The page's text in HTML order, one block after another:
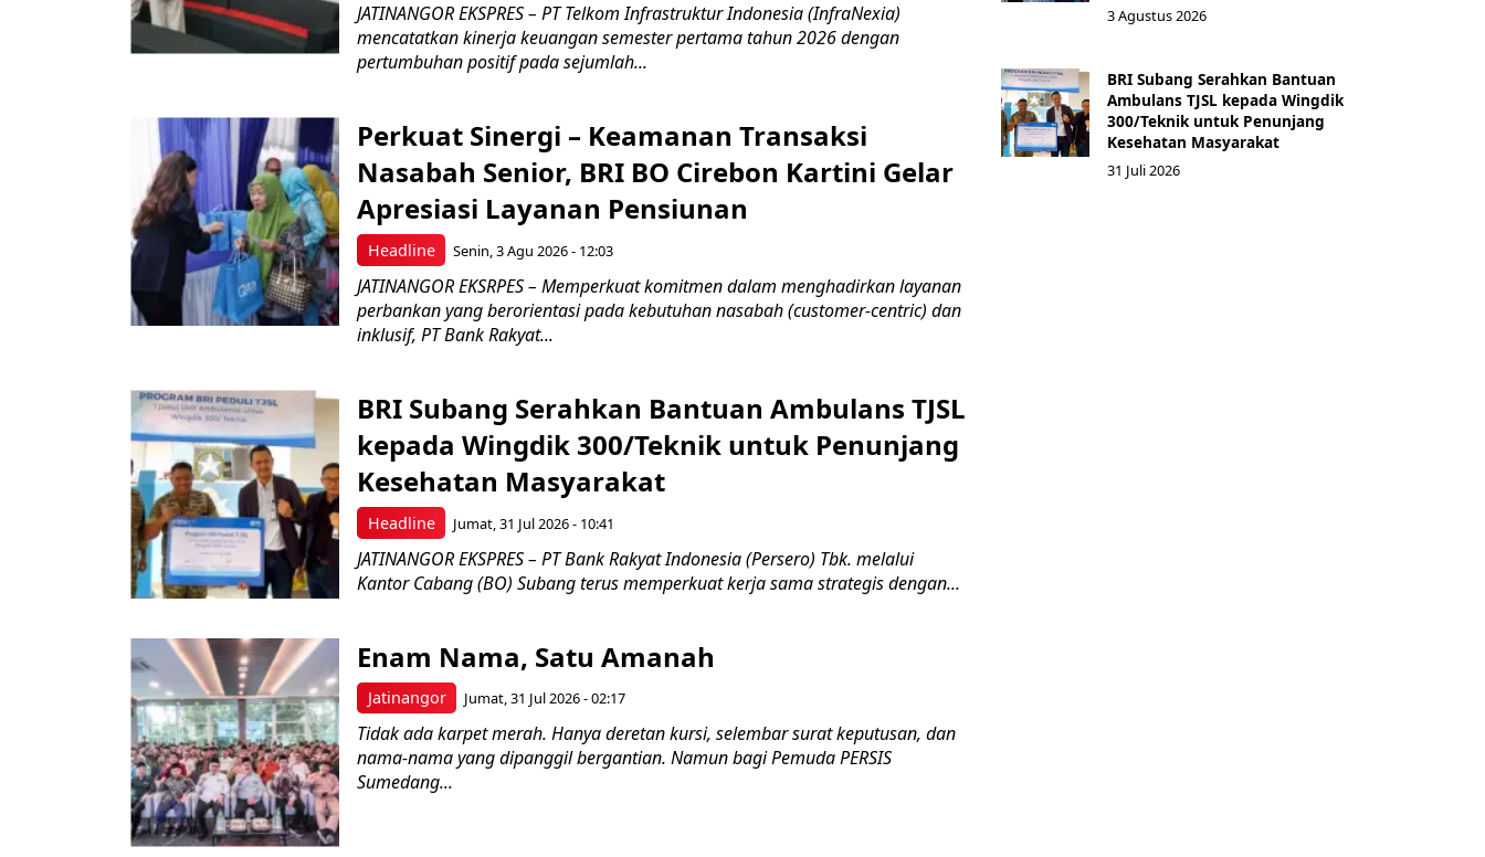
JATINANGOR EKSPRES – PT Telkom Infrastruktur Indonesia (InfraNexia)
mencatatkan kinerja keuangan semester pertama tahun 2026 dengan
pertumbuhan positif pada sejumlah...
Headline
Perkuat Sinergi – Keamanan Transaksi
Nasabah Senior, BRI BO Cirebon Kartini Gelar
Apresiasi Layanan Pensiunan
Senin, 3 Agu 2026 - 12:03
JATINANGOR EKSRPES – Memperkuat komitmen dalam menghadirkan layanan
perbankan yang berorientasi pada kebutuhan nasabah (customer-centric) dan
inklusif, PT Bank Rakyat...
Headline
BRI Subang Serahkan Bantuan Ambulans TJSL
kepada Wingdik 300/Teknik untuk Penunjang
Kesehatan Masyarakat ​
Jumat, 31 Jul 2026 - 10:41
JATINANGOR EKSPRES – PT Bank Rakyat Indonesia (Persero) Tbk. melalui
Kantor Cabang (BO) Subang terus memperkuat kerja sama strategis dengan...
Jatinangor
Enam Nama, Satu Amanah
Jumat, 31 Jul 2026 - 02:17
Tidak ada karpet merah. Hanya deretan kursi, selembar surat keputusan, dan
nama-nama yang dipanggil bergantian. Namun bagi Pemuda PERSIS
Sumedang...
3 Agustus 2026
BRI Subang Serahkan Bantuan
Ambulans TJSL kepada Wingdik
300/Teknik untuk Penunjang
Kesehatan Masyarakat ​
31 Juli 2026